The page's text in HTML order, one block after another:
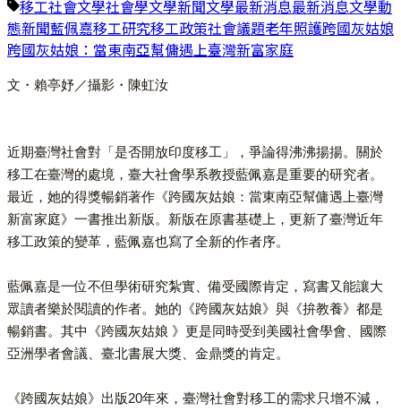
移工社會文學社會學文學新聞文學最新消息最新消息文學動
態新聞藍佩嘉移工研究移工政策社會議題老年照護跨國灰姑娘
跨國灰姑娘：當東南亞幫傭遇上臺灣新富家庭
文・賴亭妤／攝影・陳虹汝
近期臺灣社會對「是否開放印度移工」，爭論得沸沸揚揚。關於
移工在臺灣的處境，臺大社會學系教授藍佩嘉是重要的研究者。
最近，她的得獎暢銷著作《跨國灰姑娘：當東南亞幫傭遇上臺灣
新富家庭》一書推出新版。新版在原書基礎上，更新了臺灣近年
移工政策的變革，藍佩嘉也寫了全新的作者序。
藍佩嘉是一位不但學術研究紮實、備受國際肯定，寫書又能讓大
眾讀者樂於閱讀的作者。她的《跨國灰姑娘》與《拚教養》都是
暢銷書。其中《跨國灰姑娘 》更是同時受到美國社會學會、國際
亞洲學者會議、臺北書展大獎、金鼎獎的肯定。
《跨國灰姑娘》出版20年來，臺灣社會對移工的需求只增不減，